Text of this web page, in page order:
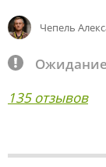
Чепель
135 отзывов